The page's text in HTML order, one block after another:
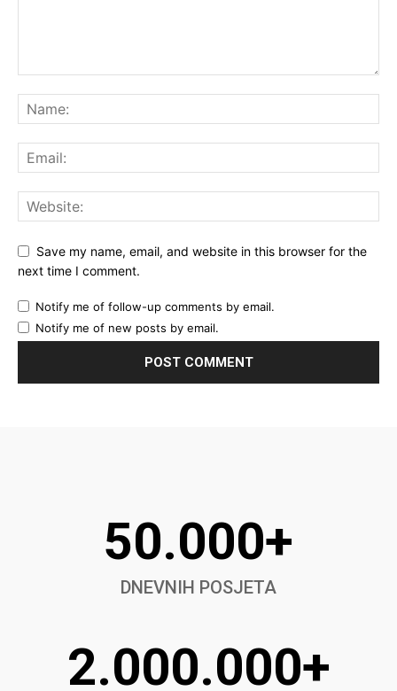
Save my name, email, and website in this browser for the
next time I comment.
Notify me of follow-up comments by email.
Notify me of new posts by email.
50.000+
DNEVNIH POSJETA
2.000.000+